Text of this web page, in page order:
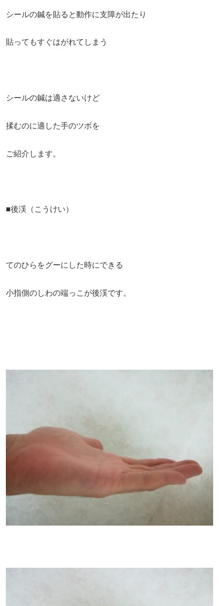
シールの鍼を貼ると動作に支障が出たり
貼ってもすぐはがれてしまう
シールの鍼は適さないけど
揉むのに適した手のツボを
ご紹介します。
■後渓（こうけい）
てのひらをグーにした時にできる
小指側のしわの端っこが後渓です。